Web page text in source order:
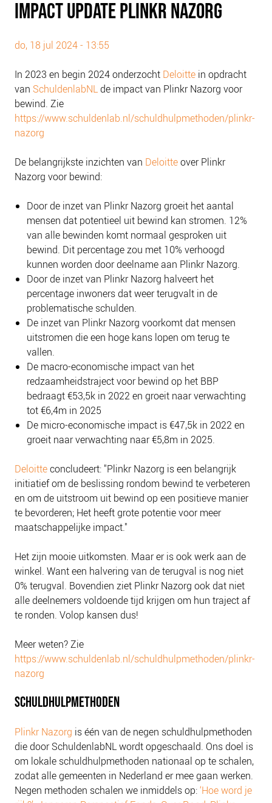
PLINKR NAZORG
DOORBRAAKMETHODE
DE VOORZIENINGENWIJZER
NEDERLANDSE SCHULDHULPROUTE (NSR)
OVER ONS
HET TEAM
VACATURES
IN DE MEDIA
OVER NCFG
NIEUWS
BLOGS
IMPACT UPDATE PLINKR NAZORG
do, 18 jul 2024 - 13:55
In 2023 en begin 2024 onderzocht Deloitte in opdracht
van SchuldenlabNLde impact van Plinkr Nazorg voor
bewind. Zie
https://www.schuldenlab.nl/schuldhulpmethoden/plinkr-
nazorg
De belangrijkste inzichten van Deloitteover Plinkr
Nazorg voor bewind:
Door de inzet van Plinkr Nazorg groeit het aantal
mensen dat potentieel uit bewind kan stromen. 12%
van alle bewinden komt normaal gesproken uit
bewind. Dit percentage zou met 10% verhoogd
kunnen worden door deelname aan Plinkr Nazorg.
Door de inzet van Plinkr Nazorg halveert het
percentage inwoners dat weer terugvalt in de
problematische schulden.
De inzet van Plinkr Nazorg voorkomt dat mensen
uitstromen die een hoge kans lopen om terug te
vallen.
De macro-economische impact van het
redzaamheidstraject voor bewind op het BBP
bedraagt €53,5k in 2022 en groeit naar verwachting
tot €6,4m in 2025
De micro-economische impact is €47,5k in 2022 en
groeit naar verwachting naar €5,8m in 2025.
Deloitteconcludeert: "Plinkr Nazorg is een belangrijk
initiatief om de beslissing rondom bewind te verbeteren
en om de uitstroom uit bewind op een positieve manier
te bevorderen; Het heeft grote potentie voor meer
maatschappelijke impact."
Het zijn mooie uitkomsten. Maar er is ook werk aan de
winkel. Want een halvering van de terugval is nog niet
0% terugval. Bovendien ziet Plinkr Nazorg ook dat niet
alle deelnemers voldoende tijd krijgen om hun traject af
te ronden. Volop kansen dus!
Meer weten? Zie
https://www.schuldenlab.nl/schuldhulpmethoden/plinkr-
nazorg
SCHULDHULPMETHODEN
Plinkr Nazorg is één van de negen schuldhulpmethoden
die door SchuldenlabNL wordt opgeschaald. Ons doel is
om lokale schuldhulpmethoden nationaal op te schalen,
zodat alle gemeenten in Nederland er mee gaan werken.
Negen methoden schalen we inmiddels op:‘Hoe word je